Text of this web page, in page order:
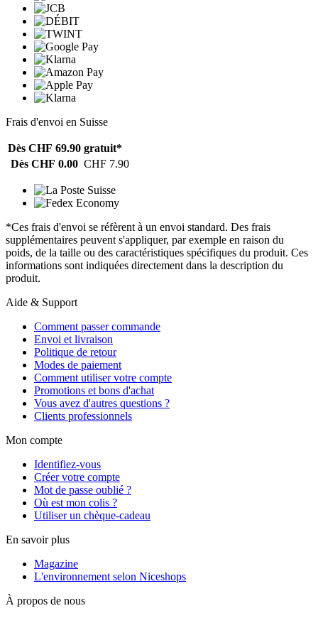
Frais d'envoi en Suisse
Dès CHF 69.90 gratuit*
Dès CHF 0.00 CHF 7.90
*Ces frais d'envoi se réfèrent à un envoi standard. Des frais
supplémentaires peuvent s'appliquer, par exemple en raison du
poids, de la taille ou des caractéristiques spécifiques du produit. Ces
informations sont indiquées directement dans la description du
produit.
Aide & Support
Comment passer commande
Envoi et livraison
Politique de retour
Modes de paiement
Comment utiliser votre compte
Promotions et bons d'achat
Vous avez d'autres questions ?
Clients professionnels
Mon compte
Identifiez-vous
Créer votre compte
Mot de passe oublié ?
Où est mon colis ?
Utiliser un chèque-cadeau
En savoir plus
Magazine
L'environnement selon Niceshops
À propos de nous